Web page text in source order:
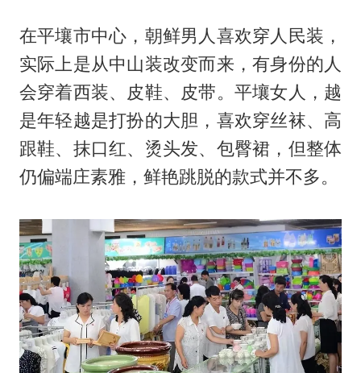
在平壤市中心，朝鲜男人喜欢穿人民装，
实际上是从中山装改变而来，有身份的人
会穿着西装、皮鞋、皮带。平壤女人，越
是年轻越是打扮的大胆，喜欢穿丝袜、高
跟鞋、抹口红、烫头发、包臀裙，但整体
仍偏端庄素雅，鲜艳跳脱的款式并不多。